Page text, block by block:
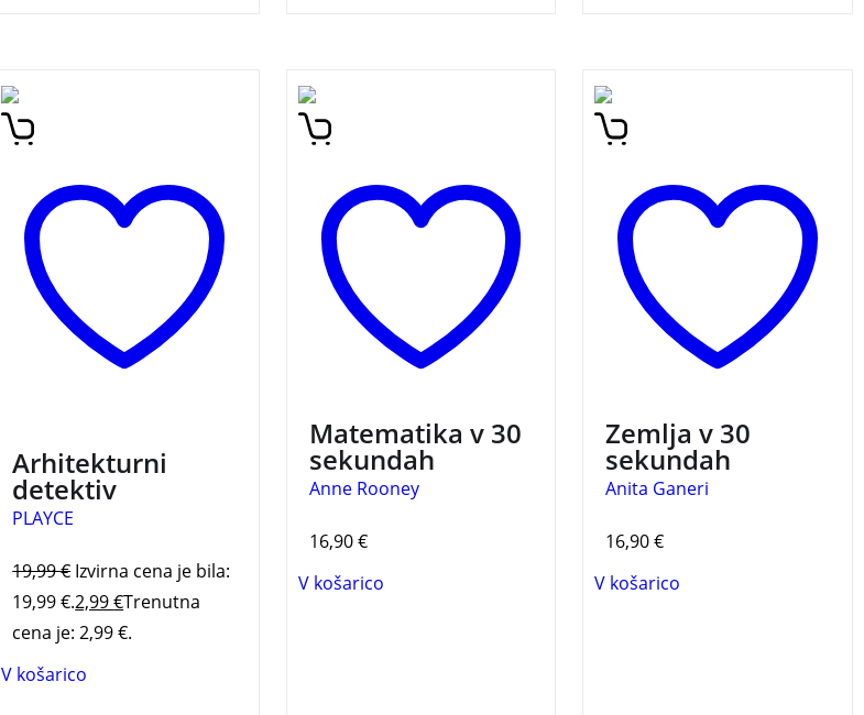
Publikacija o izobraževanju
na področju prostora in
namenjena učiteljem,
mentorjem, pedagogom in
staršem predvsem pa
najmlajši generaciji, da bi
pri njih spodbudili
radovednost in željo po
raziskovanju arhitekture.
Arhitekturni
detektiv
PLAYCE
19,99€ Izvirna cena je bila:
19,99 €.2,99€Trenutna
cena je: 2,99 €.
V košarico
Podaj se na potovanje v
neverjetni svet
bodo vodile jedrnate
predstavitve, zanimive
kratke naloge in povzetki v
treh sekundah.
Matematika v 30
sekundah
Anne Rooney
16,90€
V košarico
30 največjih zanimivosti o
Zemlji za mlade
pol minute. Podatki v tej
knjigi so podani v živahnih
in jedrnatih predstavitvah,
dodane kratke naloge pa
bralce izzivajo, da preverijo
dejstva in izvejo še več.
Zemlja v 30
sekundah
Anita Ganeri
16,90€
V košarico